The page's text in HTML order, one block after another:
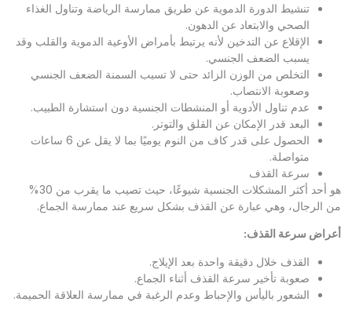
تنشيط الدورة الدموية عن طريق ممارسة الرياضة وتناول الغذاء
الصحي والابتعاد عن الدهون.
الإقلاع عن التدخين لأنه يرتبط بأمراض الأوعية الدموية والقلب وقد
يسبب الضعف الجنسي.
التخلص من الوزن الزائد حتى لا تسبب السمنة الضعف الجنسي
وصعوبة الانتصاب.
عدم تناول الأدوية أو المنشطات الجنسية دون استشارة الطبيب.
البعد قدر الإمكان عن القلق والتوتر.
الحصول على قدر كاف من النوم يوميًا بما لا يقل عن 6 ساعات
متواصلة.
سرعة القذف
هو أحد أكثر المشكلات الجنسية شيوعًا، حيث تصيب ما يقرب من 30%
من الرجال، وهي عبارة عن القذف بشكل سريع عند ممارسة الجماع.
أعراض سرعة القذف:
القذف خلال دقيقة واحدة بعد الإيلاج.
صعوبة تأخير سرعة القذف أثناء الجماع.
الشعور باليأس والإحباط وعدم الرغبة في ممارسة العلاقة الحميمة.